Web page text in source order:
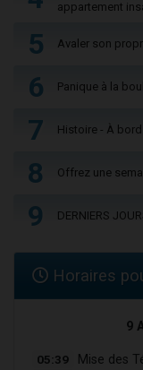
appartement
5 Avaler son
6 Panique à la
7 Histoire - À
8 Offrez une
9 DERNIERS
Horaires
9
05:39 Mise des